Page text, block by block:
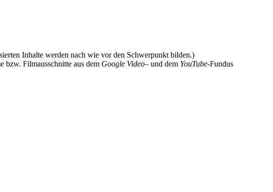
Inhalte werden nach wie vor den Schwerpunkt bilden.)
bzw. Filmausschnitte aus dem Google Video– und dem YouTube-Fundus